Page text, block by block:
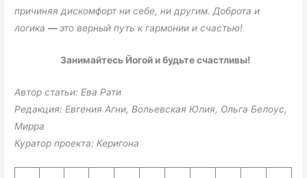
причиняя дискомфорт ни себе, ни другим. Доброта и
логика—это верный путь к гармонии и счастью!
Занимайтесь Йогой и будьте счастливы!
Автор статьи: Ева Рати
Редакция: Евгения Агни, Вольевская Юлия, Ольга Белоус,
Мирра
Куратор проекта: Керигона